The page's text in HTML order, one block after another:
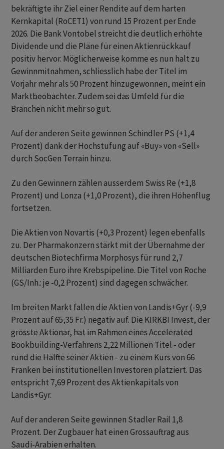
bekräftigte ihr Ziel einer Rendite auf dem harten
Kernkapital (RoCET1) von rund 15 Prozent per Ende
2026. Die Bank Vontobel streicht die deutlich erhöhte
Dividende und die Pläne für einen Aktienrückkauf
positiv hervor. Möglicherweise komme es nun halt zu
Gewinnmitnahmen, schliesslich habe der Titel im
Vorjahr mehr als 50 Prozent hinzugewonnen, meint ein
Marktbeobachter. Zudem sei das Umfeld für die
Branchen nicht mehr so gut.
Auf der anderen Seite gewinnen Schindler PS (+1,4
Prozent) dank der Hochstufung auf «Buy» von «Sell»
durch SocGen Terrain hinzu.
Zu den Gewinnern zählen ausserdem Swiss Re (+1,8
Prozent) und Lonza (+1,0 Prozent), die ihren Höhenflug
fortsetzen.
Die Aktien von Novartis (+0,3 Prozent) legen ebenfalls
zu. Der Pharmakonzern stärkt mit der Übernahme der
deutschen Biotechfirma Morphosys für rund 2,7
Milliarden Euro ihre Krebspipeline. Die Titel von Roche
(GS/Inh.: je -0,2 Prozent) sind dagegen schwächer.
Im breiten Markt fallen die Aktien von Landis+Gyr (-9,9
Prozent auf 65,35 Fr.) negativ auf. Die KIRKBI Invest, der
grösste Aktionär, hat im Rahmen eines Accelerated
Bookbuilding-Verfahrens 2,22 Millionen Titel - oder
rund die Hälfte seiner Aktien - zu einem Kurs von 66
Franken bei institutionellen Investoren platziert. Das
entspricht 7,69 Prozent des Aktienkapitals von
Landis+Gyr.
Auf der anderen Seite gewinnen Stadler Rail 1,8
Prozent. Der Zugbauer hat einen Grossauftrag aus
Saudi-Arabien erhalten.